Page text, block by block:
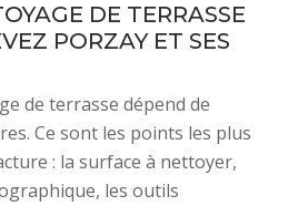
DE TERRASSE
PORZAY ET SES
de terrasse dépend de
Ce sont les points les plus
: la surface à nettoyer,
les outils